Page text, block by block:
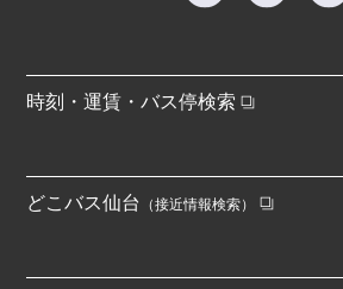
時刻・運賃・バス停検索
どこバス仙台 （接近情報検索）